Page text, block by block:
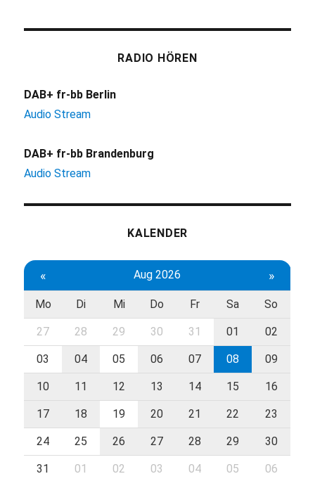
RADIO HÖREN
DAB+ fr-bb Berlin
Audio Stream
DAB+ fr-bb Brandenburg
Audio Stream
KALENDER
« Aug 2026 »
Mo Di Mi Do Fr Sa So
27 28 29 30 31 01 02
03 04 05 06 07 08 09
10 11 12 13 14 15 16
17 18 19 20 21 22 23
24 25 26 27 28 29 30
31 01 02 03 04 05 06